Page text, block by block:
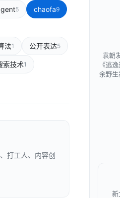
5 chaofa9
法1 公开表达5
索技术1
打工人、内容创
袁朝
《逃
余野
新